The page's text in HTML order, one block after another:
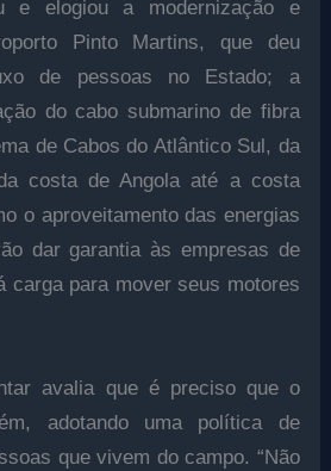
e elogiou a modernização e
Pinto Martins, que deu
de pessoas no Estado; a
do cabo submarino de fibra
de Cabos do Atlântico Sul, da
costa de Angola até a costa
o aproveitamento das energias
dar garantia às empresas de
carga para mover seus motores
avalia que é preciso que o
adotando uma política de
que vivem do campo. “Não